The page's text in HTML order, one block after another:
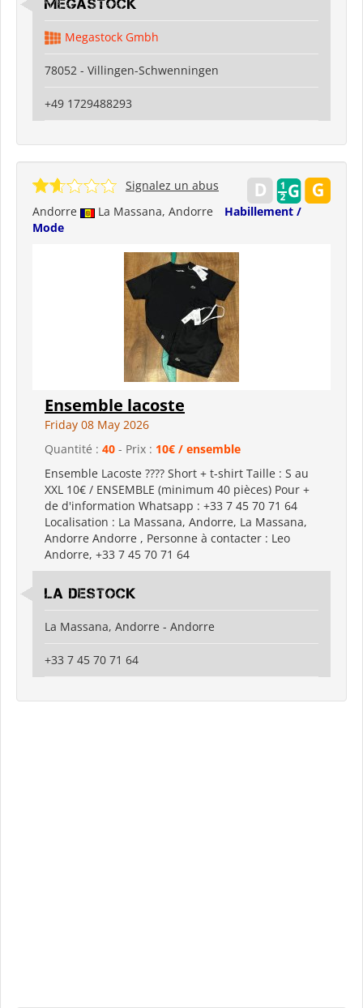
Megastock
Megastock Gmbh
78052 - Villingen-Schwenningen
+49 1729488293
Andorre La Massana, Andorre
Habillement /
Mode
Signalez un abus
Ensemble lacoste
Friday 08 May 2026
Quantité : 40 - Prix : 10€ / ensemble
Ensemble Lacoste ???? Short + t-shirt Taille : S au
XXL 10€ / ENSEMBLE (minimum 40 pièces) Pour +
de d'information Whatsapp : +33 7 45 70 71 64
Localisation : La Massana, Andorre, La Massana,
Andorre Andorre , Personne à contacter : Leo
Andorre, +33 7 45 70 71 64
LA Destock
La Massana, Andorre - Andorre
+33 7 45 70 71 64